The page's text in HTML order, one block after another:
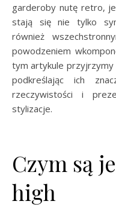
garderoby nutę retro,
stają się nie tylko
również
powodzeniem
tym artykule przyjrzymy
podkreślając ich
rzeczywistości i
stylizacje.
Czym są
high